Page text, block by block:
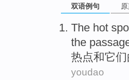
双语例句
The hot
the
热点和它们
youdao